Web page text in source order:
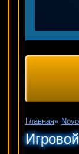
Главная»